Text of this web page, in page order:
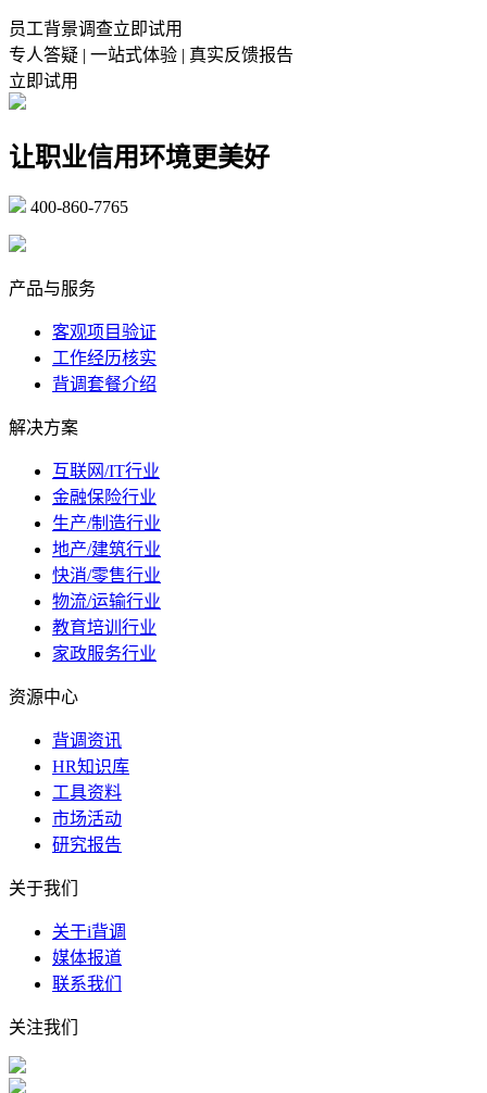
员工背景调查立即试用
专人答疑 | 一站式体验 | 真实反馈报告
立即试用
让职业信用环境更美好
400-860-7765
产品与服务
客观项目验证
工作经历核实
背调套餐介绍
解决方案
互联网/IT行业
金融保险行业
生产/制造行业
地产/建筑行业
快消/零售行业
物流/运输行业
教育培训行业
家政服务行业
资源中心
背调资讯
HR知识库
工具资料
市场活动
研究报告
关于我们
关于i背调
媒体报道
联系我们
关注我们